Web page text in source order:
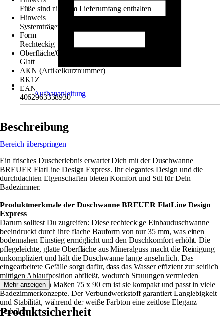
Füße sind nicht im Lieferumfang enthalten
Hinweis
Systemträger ist nicht mit Schürze kombinierbar!
Form
Rechteckig
Oberfläche/Oberflächenbehandlung
Glatt
AKN (Artikelkurznummer)
RK1Z
EAN
4062963338930
Aufbauanleitung
Beschreibung
Bereich überspringen
Ein frisches Duscherlebnis erwartet Dich mit der Duschwanne
BREUER FlatLine Design Express. Ihr elegantes Design und die
durchdachten Eigenschaften bieten Komfort und Stil für Dein
Badezimmer.
Produktmerkmale der Duschwanne BREUER FlatLine Design
Express
Darum solltest Du zugreifen: Diese rechteckige Einbauduschwanne
beeindruckt durch ihre flache Bauform von nur 35 mm, was einen
bodennahen Einstieg ermöglicht und den Duschkomfort erhöht. Die
pflegeleichte, glatte Oberfläche aus Mineralguss macht die Reinigung
unkompliziert und hält die Duschwanne lange ansehnlich. Das
eingearbeitete Gefälle sorgt dafür, dass das Wasser effizient zur seitlich
mittigen Ablaufposition abfließt, wodurch Stauungen vermieden
werden. Mit den Maßen 75 x 90 cm ist sie kompakt und passt in viele
Badezimmerkonzepte. Der Verbundwerkstoff garantiert Langlebigkeit
und Stabilität, während der weiße Farbton eine zeitlose Eleganz
verleiht.
Mehr anzeigen
Produktsicherheit